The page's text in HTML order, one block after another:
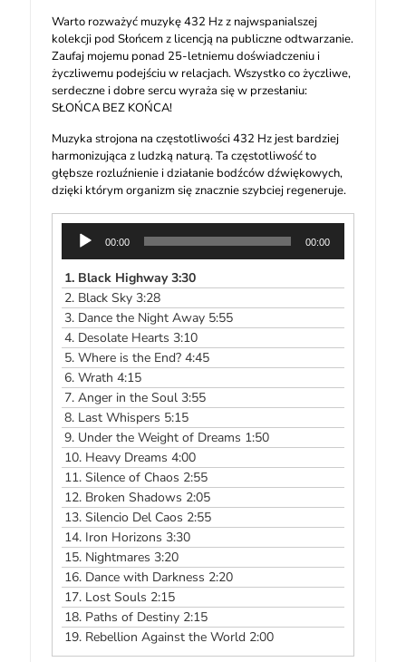
Warto rozważyć muzykę 432 Hz z najwspanialszej
kolekcji pod Słońcem z licencją na publiczne odtwarzanie.
Zaufaj mojemu ponad 25-letniemu doświadczeniu i
życzliwemu podejściu w relacjach. Wszystko co życzliwe,
serdeczne i dobre sercu wyraża się w przesłaniu:
SŁOŃCA BEZ KOŃCA!
Muzyka strojona na częstotliwości 432 Hz jest bardziej
harmonizująca z ludzką naturą. Ta częstotliwość to
głębsze rozluźnienie i działanie bodźców dźwiękowych,
dzięki którym organizm się znacznie szybciej regeneruje.
Odtwarzacz
plików
dźwiękowych
00:00 00:00
1. Black Highway 3:30
2. Black Sky 3:28
3. Dance the Night Away 5:55
4. Desolate Hearts 3:10
5.Where is the End? 4:45
6.Wrath 4:15
7.Anger in the Soul 3:55
8. Last Whispers 5:15
9. Under the Weight of Dreams 1:50
10. Heavy Dreams 4:00
11.Silence of Chaos 2:55
12. Broken Shadows 2:05
13.Silencio Del Caos 2:55
14. Iron Horizons 3:30
15. Nightmares 3:20
16. Dance with Darkness 2:20
17. Lost Souls 2:15
18. Paths of Destiny 2:15
19. Rebellion Against the World 2:00